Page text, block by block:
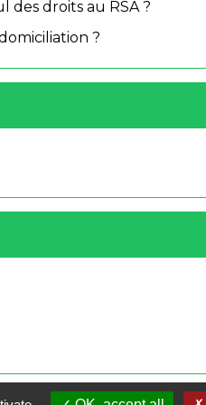
des droits au RSA ?
?